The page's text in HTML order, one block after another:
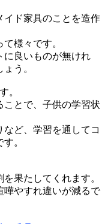
イド家具のことを造作
様々です。
に良いものが無けれ
う。
。
とで、子供の学習状
ど、学習を通してコ
。
果たしてくれます。
嘩やすれ違いが減るで